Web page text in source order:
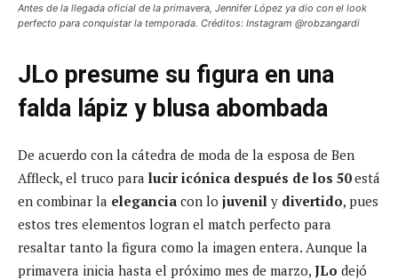
Antes de la llegada oficial de la primavera, Jennifer López ya dio con el look
perfecto para conquistar la temporada. Créditos: Instagram @robzangardi
JLo presume su figura en una
falda lápiz y blusa abombada
De acuerdo con la cátedra de moda de la esposa de Ben
Affleck, el truco para lucir icónica después de los 50está
en combinar la elegancia con lo juvenil y divertido, pues
estos tres elementos logran el match perfecto para
resaltar tanto la figura como la imagen entera. Aunque la
primavera inicia hasta el próximo mes de marzo, JLo dejó